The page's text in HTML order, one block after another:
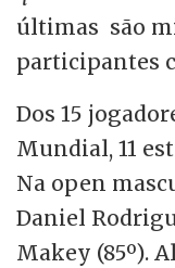
últimas são
participantes
Dos 15
Mundial, 11
Na open
Daniel
Makey (85º).